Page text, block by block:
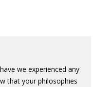
we experienced any
that your philosophies